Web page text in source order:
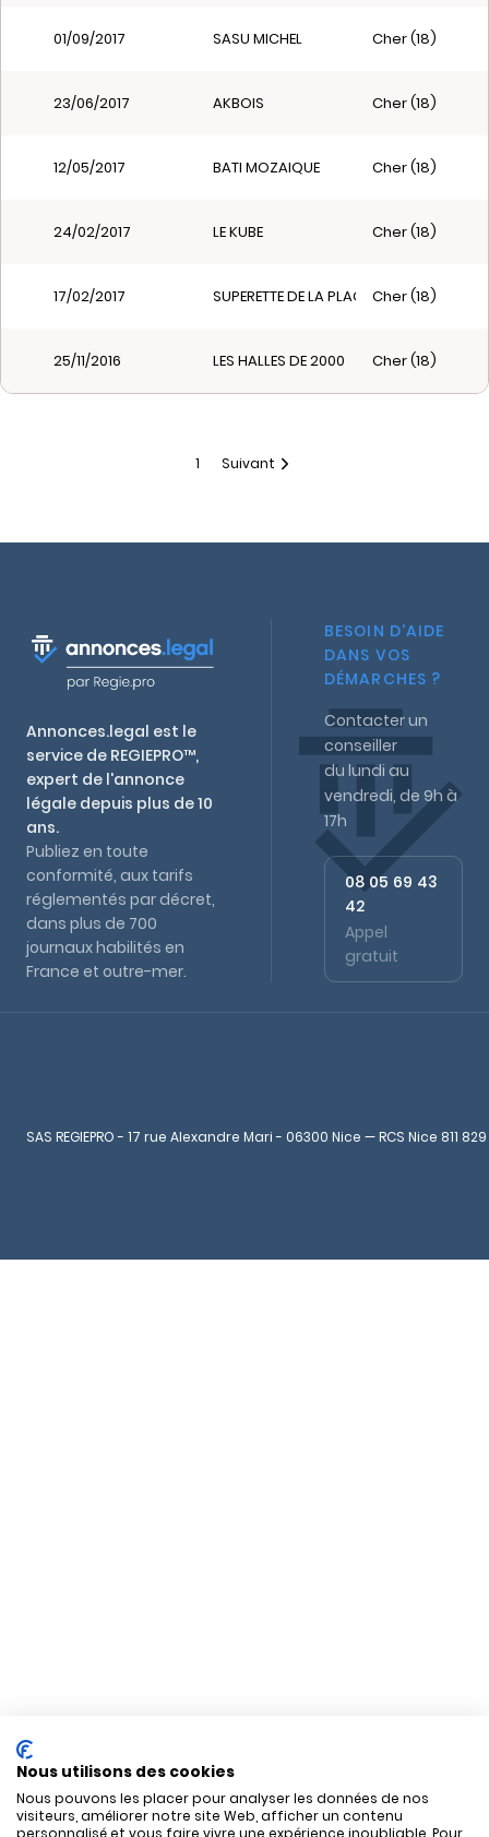
01/09/2017 SASU MICHEL Cher (18)
23/06/2017 AKBOIS Cher (18)
12/05/2017 BATI MOZAIQUE Cher (18)
24/02/2017 LE KUBE Cher (18)
17/02/2017 SUPERETTE DE LA PLACE Cher (18)
25/11/2016 LES HALLES DE 2000 Cher (18)
1 Suivant
Annonces.legal est le
service de REGIEPRO™,
expert de l'annonce
légale depuis plus de 10
ans.
Publiez en toute
conformité, aux tarifs
réglementés par décret,
dans plus de 700
journaux habilités en
France et outre-mer.
BESOIN D'AIDE
DANS VOS
DÉMARCHES ?
Contacter un
conseiller
du lundi au
vendredi, de 9h à
17h
08 05 69 43
42
Appel
gratuit
SAS REGIEPRO - 17 rue Alexandre Mari - 06300 Nice — RCS Nice 811
Nous utilisons des cookies
Nous pouvons les placer pour analyser les données de nos
visiteurs, améliorer notre site Web, afficher un contenu
personnalisé et vous faire vivre une expérience inoubliable. Pour